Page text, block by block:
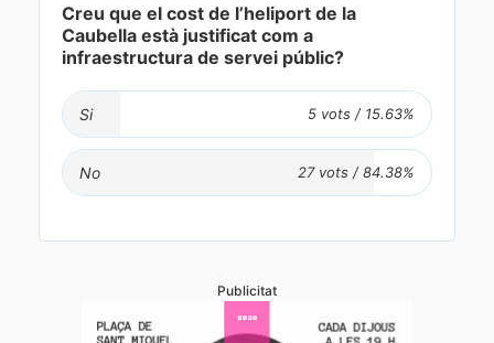
Creu que el cost de l’heliport de la
Caubella està justificat com a
infraestructura de servei públic?
Si
No
Publicitat